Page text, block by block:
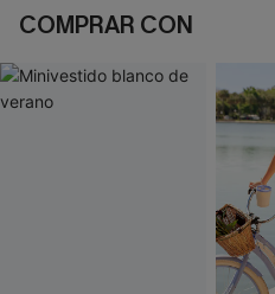
COMPRAR CON